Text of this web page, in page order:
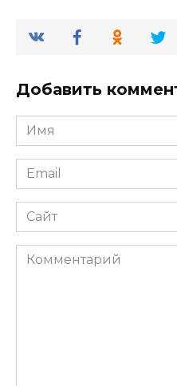
Добавить
Имя
*
Email
*
Сайт
Комментарий